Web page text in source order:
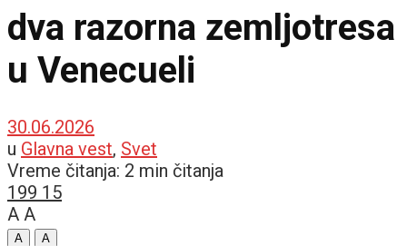
dva razorna zemljotresa
u Venecueli
30.06.2026
u Glavna vest, Svet
Vreme čitanja: 2 min čitanja
199 15
A A
A
A